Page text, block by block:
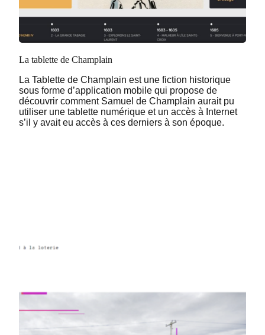
La tablette de Champlain
La Tablette de Champlain est une fiction historique
sous forme d’application mobile qui propose de
découvrir comment Samuel de Champlain aurait pu
utiliser une tablette numérique et un accès à Internet
s’il y avait eu accès à ces derniers à son époque.